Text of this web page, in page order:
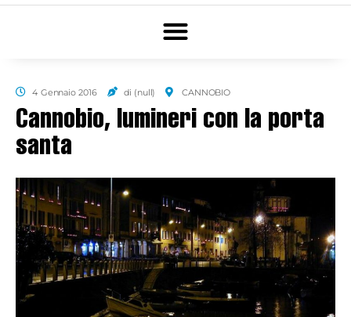
4 Gennaio 2016 di (null) CANNOBIO
Cannobio, lumineri con la porta
santa